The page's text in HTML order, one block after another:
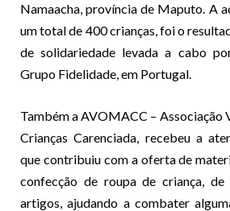
Namaacha, província de Maputo. A
um total de 400 crianças, foi o
de solidariedade levada a cabo
Grupo Fidelidade, em Portugal.
Também a AVOMACC – Associação
Crianças Carenciada, recebeu a
que contribuiu com a oferta de
confecção de roupa de criança,
artigos, ajudando a combater